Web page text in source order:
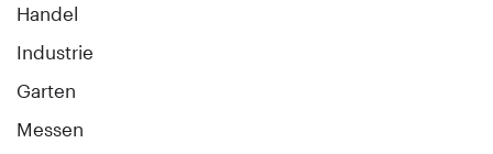
Handel
Industrie
Garten
Messen